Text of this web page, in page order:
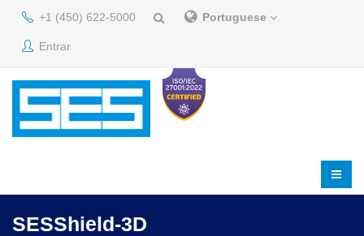
+1 (450) 622-5000 Portuguese
Entrar
SESShield-3D